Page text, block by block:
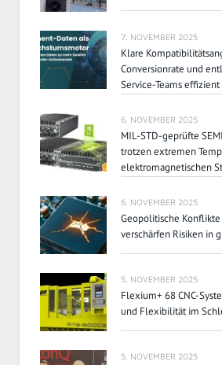
7. NOVEMBER 2025
Klare
Conversionrate und
Service-Teams effizient
6. NOVEMBER 2025
MIL-STD-geprüfte
trotzen extremen
elektromagnetischen
6. NOVEMBER 2025
Geopolitische
verschärfen Risiken in
5. NOVEMBER 2025
Flexium+ 68 CNC-
und Flexibilität im
5. NOVEMBER 2025